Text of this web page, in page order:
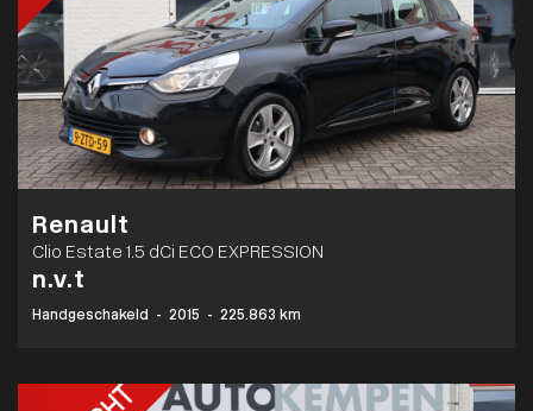
Renault
Clio Estate 1.5 dCi ECO EXPRESSION
n.v.t
Handgeschakeld - 2015 - 225.863 km